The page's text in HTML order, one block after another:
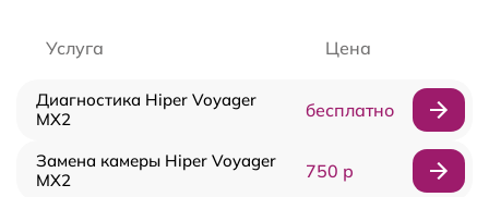
Услуга Цена
Диагностика Hiper Voyager
MX2
бесплатно
Замена камеры Hiper Voyager
MX2
750 р